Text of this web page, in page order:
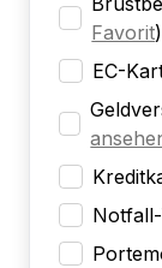
Favorit)
EC-